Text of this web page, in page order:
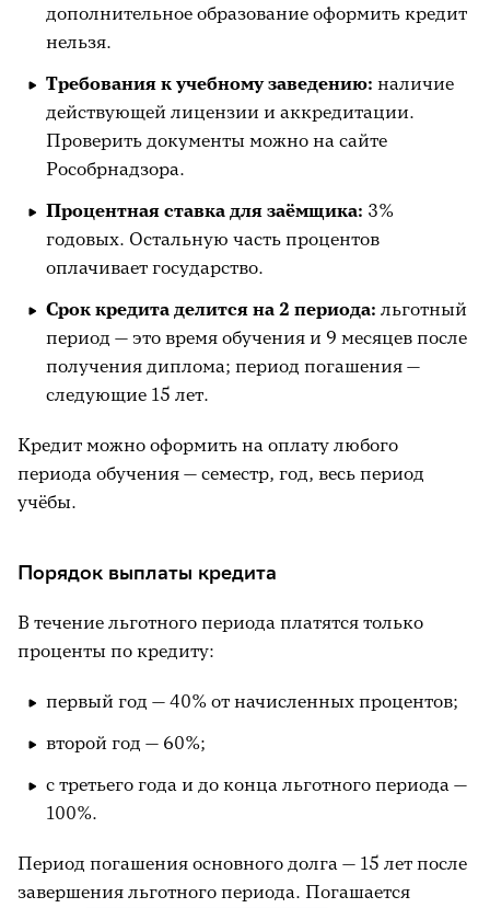
дополнительное образование оформить кредит
нельзя.
Требования к учебному заведению: наличие
действующей лицензии и аккредитации.
Проверить документы можно на сайте
Рособрнадзора.
Процентная ставка для заёмщика: 3%
годовых. Остальную часть процентов
оплачивает государство.
Срок кредита делится на 2 периода: льготный
период — это время обучения и 9 месяцев после
получения диплома; период погашения —
следующие 15 лет.
Кредит можно оформить на оплату любого
периода обучения — семестр, год, весь период
учёбы.
Порядок выплаты кредита
В течение льготного периода платятся только
проценты по кредиту:
первый год — 40% от начисленных процентов;
второй год — 60%;
с третьего года и до конца льготного периода —
100%.
Период погашения основного долга — 15 лет после
завершения льготного периода. Погашается